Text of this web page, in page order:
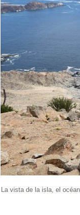
La vista de la isla, el